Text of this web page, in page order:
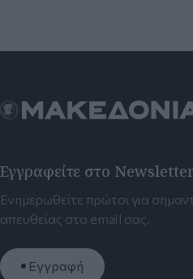
Εγγραφείτε στο
Ενημερωθείτε πρώτοι για
απευθείας στο email σας.
Εγγραφή